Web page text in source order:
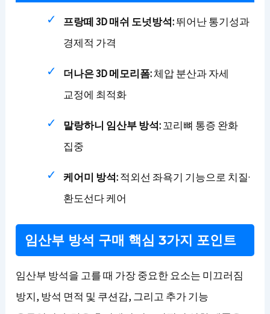
프랑떼 3D 매쉬 도넛방석:뛰어난 통기성과
경제적 가격
더나은 3D 메모리폼:체압 분산과 자세
교정에 최적화
말랑하니 임산부 방석:꼬리뼈 통증 완화
집중
케어미 방석:적외선 좌욕기 기능으로 치질·
환도선다 케어
임산부 방석 구매 핵심 3가지 포인트
임산부 방석을 고를 때 가장 중요한 요소는 미끄러짐
방지, 방석 면적 및 쿠션감, 그리고 추가 기능